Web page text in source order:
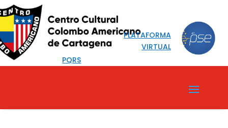
PQRS
PLATAFORMA
VIRTUAL